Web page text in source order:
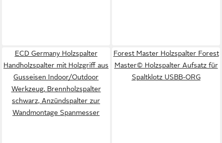
ECD Germany Holzspalter
Handholzspalter mit Holzgriff aus
Gusseisen Indoor/Outdoor
Werkzeug, Brennholzspalter
schwarz, Anzündspalter zur
Wandmontage Spanmesser
Forest Master Holzspalter Forest
Master© Holzspalter Aufsatz für
Spaltklotz USBB-ORG